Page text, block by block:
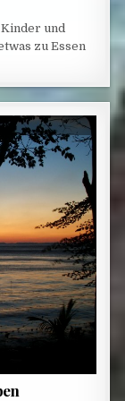
und
zu Essen